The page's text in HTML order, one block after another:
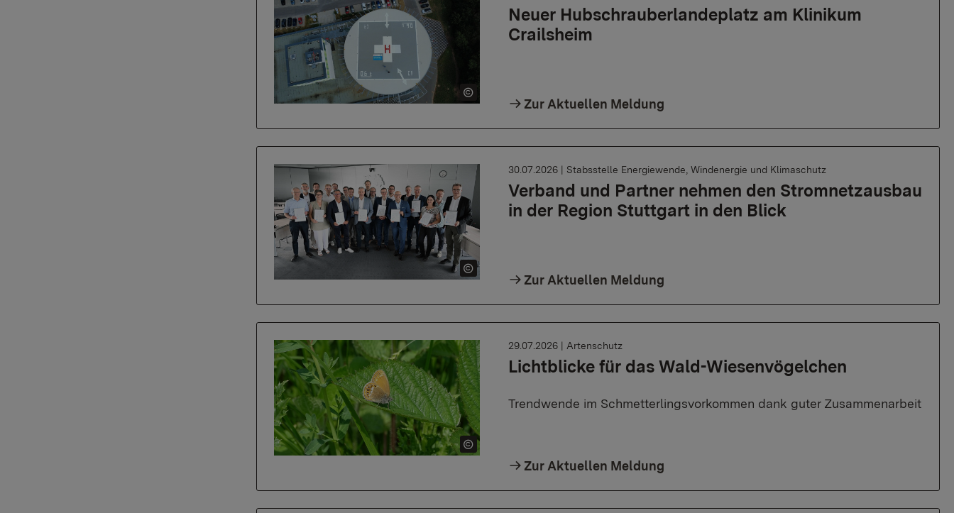
Neuer Hubschrauberlandeplatz am Klinikum
Crailsheim
Zur Aktuellen Meldung
Verband und Partner nehmen den Stromnetzausbau
in der Region Stuttgart in den Blick
30.07.2026 | Stabsstelle Energiewende, Windenergie und Klimaschutz
Zur Aktuellen Meldung
Lichtblicke für das Wald-Wiesenvögelchen
29.07.2026 | Artenschutz
Trendwende im Schmetterlingsvorkommen dank guter Zusammenarbeit
Zur Aktuellen Meldung